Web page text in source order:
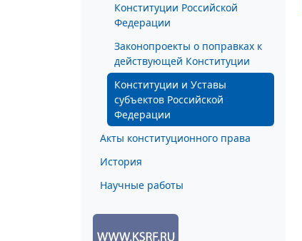
Конституции Российской
Федерации
Законопроекты о поправках к
действующей Конституции
Конституции и Уставы
субъектов Российской
Федерации
Акты конституционного права
История
Научные работы